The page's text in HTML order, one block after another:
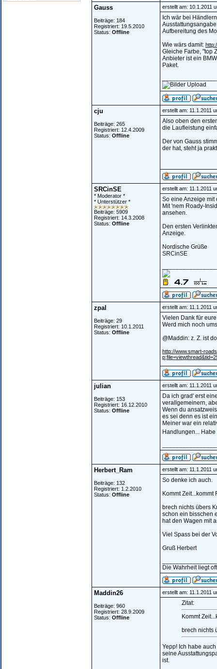
Gauss
Beiträge: 184
Registriert: 19.5.2010
Status: Offline
erstellt am: 10.1.2011
Ich wär bei
Aufbereitung des
Wie wärs damit:
Gleiche Farbe, "top
Anbieter ist ein
Paket.
cju
Beiträge: 265
Registriert: 12.4.2009
Status: Offline
erstellt am: 11.1.2011
Also oben den
die Laufleistung
Der von Gauss
der hat, steht ja
SRCinSE
* Moderator *
* Unterstützer *
Beiträge: 5909
Registriert: 14.3.2008
Status: Offline
erstellt am: 11.1.2011
So eine Anzeige
Mit 'nem Roady-
ansehen.
Den ersten
Anzeige.
Nordische Grüße
SRCinSE
zpal
Beiträge: 29
Registriert: 10.1.2011
Status: Offline
erstellt am: 11.1.2011
Vielen Dank für
Werd mich noch
@Maddin: z. Z. ist
http://www.smart-
julian
Beiträge: 153
Registriert: 16.12.2010
Status: Offline
erstellt am: 11.1.2011
Da ich grad' erst
verallgemeinern,
Wenn du
es sei denn es ist
Meiner war ein
Handlungen...
Herbert_Ram
Beiträge: 132
Registriert: 1.2.2010
Status: Offline
erstellt am: 11.1.2011
So denke ich auch.
Kommt Zeit...kommt
brech nichts übers
schon ein bisschen
hat den Wagen mit
Viel Spass bei der
Gruß Herbert
Die Wahrheit liegt
Maddin26
Beiträge: 960
Registriert: 28.9.2009
Status: Offline
erstellt am: 11.1.2011
Zitat:
Kommt
brech nichts
Yepp! Ich habe
seine
ist.